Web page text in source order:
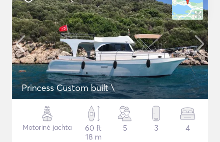
Princess Custom built \
Motorinė jachta
60 ft
18 m
5 3 4